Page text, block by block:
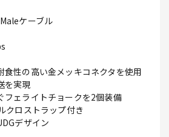
ケーブル
食性の高い金メッキコネクタを使用
を実現
フェライトチョークを2個装備
クロストラップ付き
デザイン